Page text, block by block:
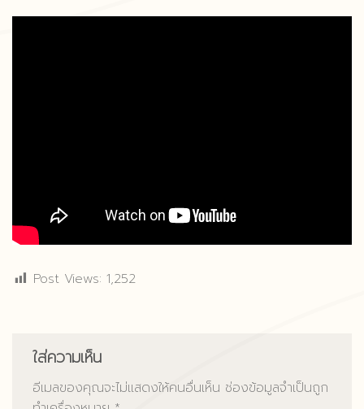
Post Views:
Post Views: 1,252
ใส่ความเห็น
อีเมลของคุณจะไม่แสดงให้คนอื่นเห็น ช่องข้อมูลจำเป็นถูก